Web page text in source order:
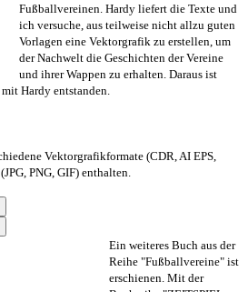
Fußballvereinen. Hardy liefert die Texte und
ich versuche, aus teilweise nicht allzu guten
Vorlagen eine Vektorgrafik zu erstellen, um
der Nachwelt die Geschichten der Vereine
und ihrer Wappen zu erhalten. Daraus ist
Hardy entstanden.
Vektorgrafikformate (CDR, AI EPS,
PNG, GIF) enthalten.
Ein weiteres Buch aus der
Reihe "Fußballvereine" ist
erschienen. Mit der